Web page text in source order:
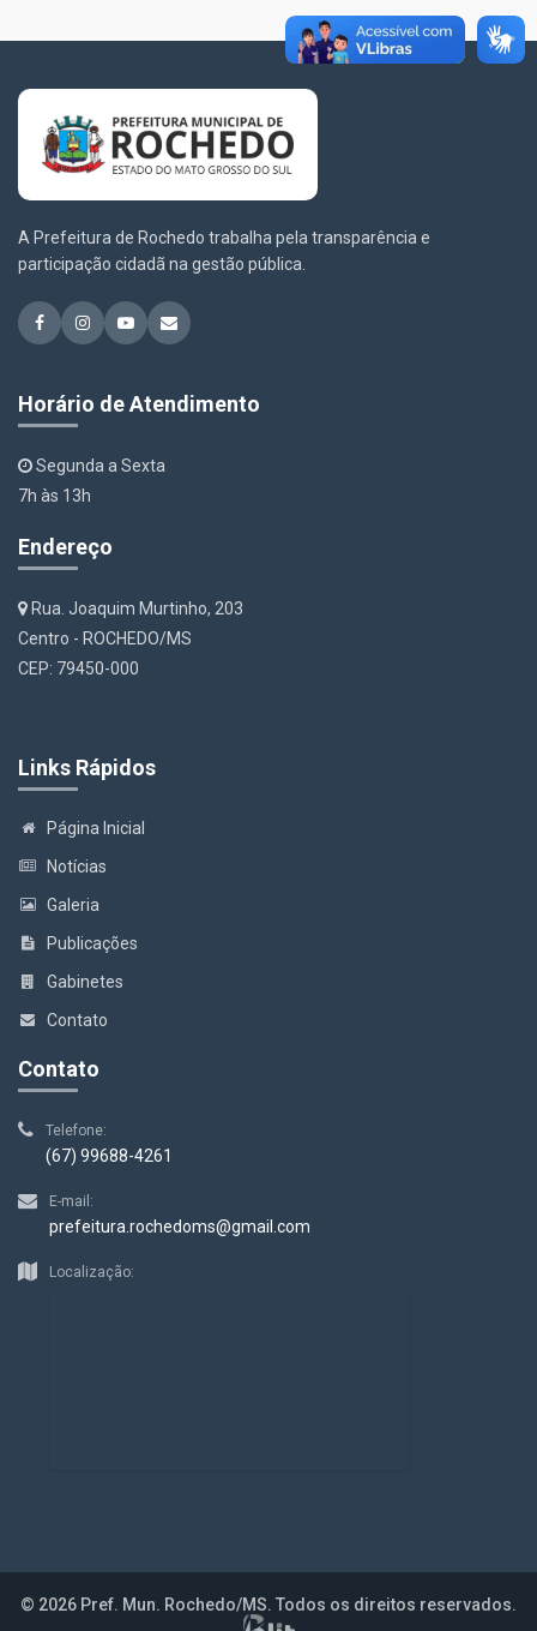
A Prefeitura de Rochedo trabalha pela transparência e
participação cidadã na gestão pública.
Horário de Atendimento
Segunda a Sexta
7h às 13h
Endereço
Rua. Joaquim Murtinho, 203
Centro - ROCHEDO/MS
CEP: 79450-000
Links Rápidos
Página Inicial
Notícias
Galeria
Publicações
Gabinetes
Contato
Contato
Telefone:
(67) 99688-4261
E-mail:
prefeitura.rochedoms@gmail.com
Localização:
© 2026 Pref. Mun. Rochedo/MS. Todos os direitos reservados.